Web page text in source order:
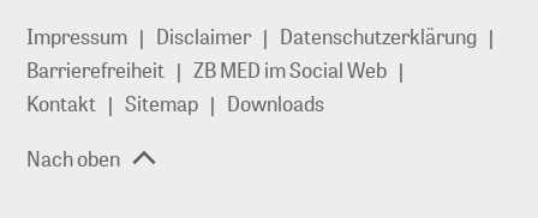
Impressum Disclaimer
Datenschutzerklärung
Barrierefreiheit
ZB MED im Social Web
Kontakt
Sitemap
Downloads
Nach oben